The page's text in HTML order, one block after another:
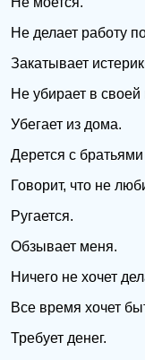
Не делает работу
Закатывает
Не убирает в
Убегает из дома.
Дерется с
Говорит, что не
Ругается.
Обзывает меня.
Ничего не хочет
Все время хочет
Требует денег.